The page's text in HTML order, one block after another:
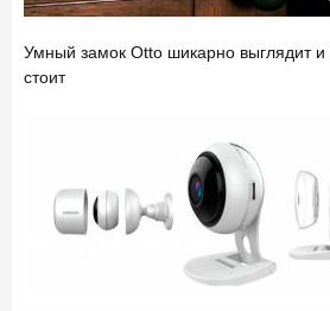
Умный замок Otto шикарно выглядит и
стоит